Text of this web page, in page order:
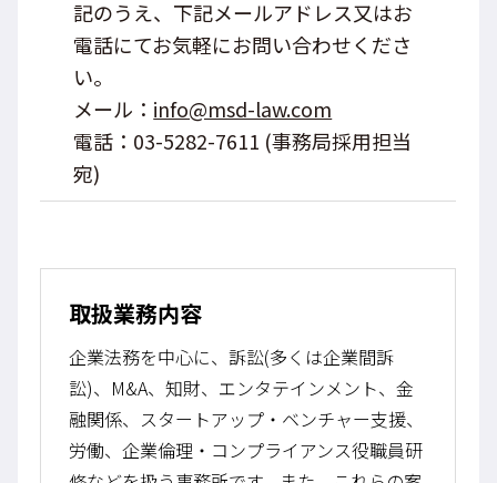
記のうえ、下記メールアドレス又はお
電話にてお気軽にお問い合わせくださ
い。
メール： info@msd-law.com
電話： 03-5282-7611 (事務局採用担当
宛)
取扱業務内容
企業法務を中心に、訴訟(多くは企業間訴
訟)、M&A、知財、エンタテインメント、金
融関係、スタートアップ・ベンチャー支援、
労働、企業倫理・コンプライアンス役職員研